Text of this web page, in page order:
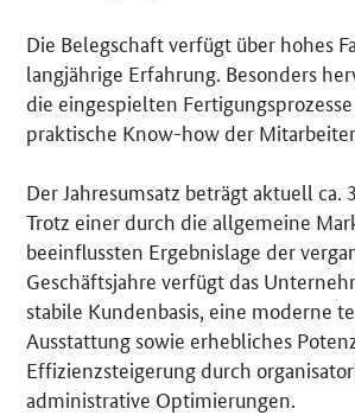
Die Belegschaft verfügt über hohes
langjährige Erfahrung. Besonders
die eingespielten
praktische Know-how der
Der Jahresumsatz beträgt aktuell ca.
Trotz einer durch die allgemeine
beeinflussten Ergebnislage der
Geschäftsjahre verfügt das
stabile Kundenbasis, eine moderne
Ausstattung sowie erhebliches
Effizienzsteigerung durch
administrative Optimierungen.